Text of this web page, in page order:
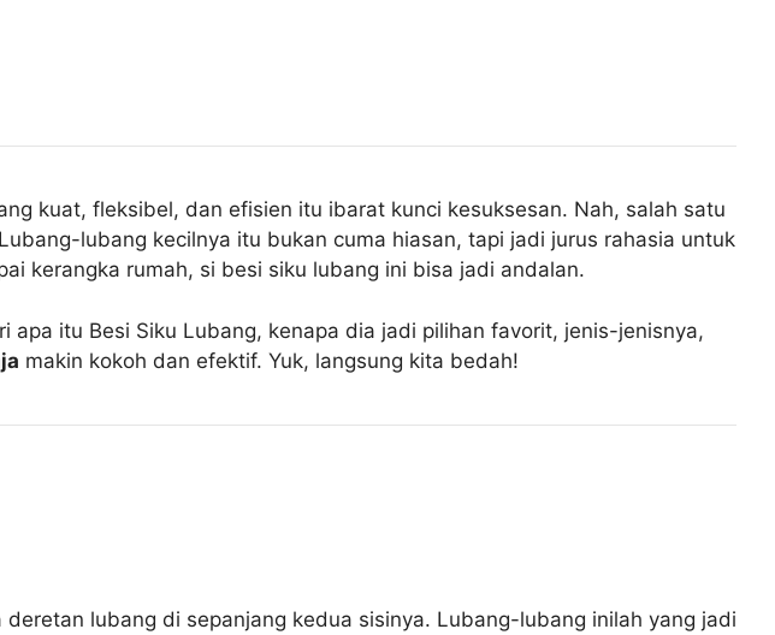
kuat, fleksibel, dan efisien itu ibarat kunci kesuksesan. Nah, salah satu
lubang kecilnya itu bukan cuma hiasan, tapi jadi jurus rahasia untuk
kerangka rumah, si besi siku lubang ini bisa jadi andalan.
apa itu Besi Siku Lubang, kenapa dia jadi pilihan favorit, jenis-jenisnya,
makin kokoh dan efektif. Yuk, langsung kita bedah!
lubang di sepanjang kedua sisinya. Lubang-lubang inilah yang jadi